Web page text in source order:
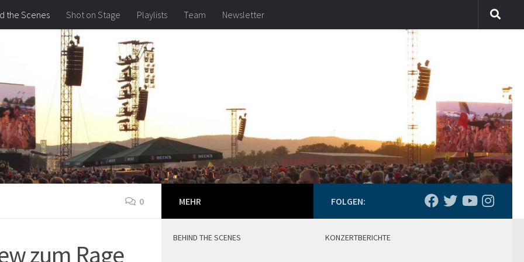
the Scenes Shot on Stage Playlists Team Newsletter
0
zum Rage
FOLGEN:
KONZERTBERICHTE
MEHR
BEHIND THE SCENES